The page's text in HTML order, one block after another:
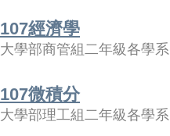
107經濟學
大學部商管組二年級各學系
107微積分
大學部理工組二年級各學系